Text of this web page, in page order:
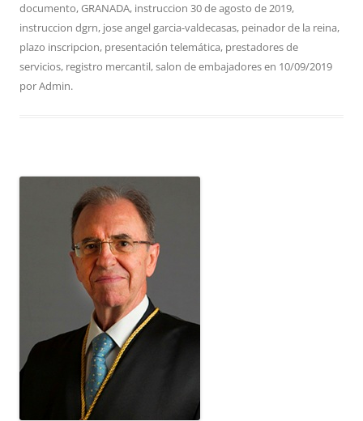
documento,GRANADA, instruccion 30 de agosto de 2019,
instruccion dgrn, jose angel garcia-valdecasas, peinador de la reina,
plazo inscripcion, presentación telemática, prestadores de
servicios, registro mercantil,salon de embajadoresen 10/09/2019
porAdmin.